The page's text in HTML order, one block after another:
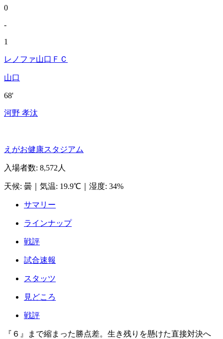
0
-
1
レノファ山口ＦＣ
山口
68'
河野 孝汰
えがお健康スタジアム
入場者数: 8,572人
天候: 曇 気温: 19.9℃ 湿度: 34%
サマリー
ラインナップ
戦評
試合速報
スタッツ
見どころ
戦評
『６』まで縮まった勝点差。生き残りを懸けた直接対決へ